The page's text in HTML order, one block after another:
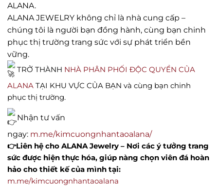
ALANA.
ALANA JEWELRY không chỉ là nhà cung cấp –
chúng tôi là người bạn đồng hành, cùng bạn chinh
phục thị trường trang sức với sự phát triển bền
vững.
TRỞ THÀNH NHÀ PHÂN PHỐI ĐỘC QUYỀN CỦA
ALANA TẠI KHU VỰC CỦA BẠN và cùng bạn chinh
phục thị trường.
Nhận tư vấn
ngay: m.me/kimcuongnhantaoalana/
👉Liên hệ cho ALANA Jewelry – Nơi các ý tưởng trang
sức được hiện thực hóa, giúp nàng chọn viên đá hoàn
hảo cho thiết kế của mình tại:
m.me/kimcuongnhantaoalana